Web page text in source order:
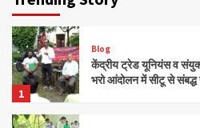
5
1
Blog
केंद्रीय ट्रेड यूनियंस व
भरो आंदोलन में सीटू से